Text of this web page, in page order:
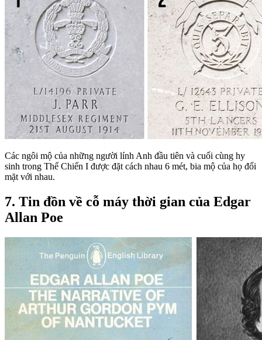
Các ngôi mộ của những người lính Anh đầu tiên và cuối cùng hy
sinh trong Thế Chiến I được đặt cách nhau 6 mét, bia mộ của họ đối
mặt với nhau.
7. Tin đồn về cỗ máy thời gian của Edgar
Allan Poe